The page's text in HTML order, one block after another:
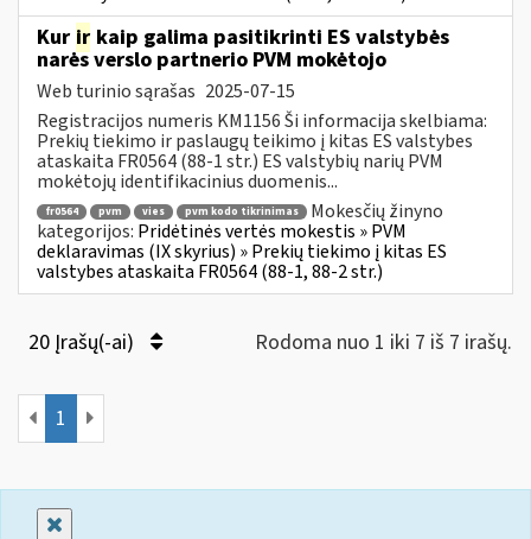
Kur ir kaip galima pasitikrinti ES valstybės
narės verslo partnerio PVM mokėtojo
Web turinio sąrašas 2025-07-15
Registracijos numeris KM1156 Ši informacija skelbiama:
Prekių tiekimo ir paslaugų teikimo į kitas ES valstybes
ataskaita FR0564 (88-1 str.) ES valstybių narių PVM
mokėtojų identifikacinius duomenis...
fr0564 pvm vies pvm kodo tikrinimas
Mokesčių žinyno
kategorijos: Pridėtinės vertės mokestis » PVM
deklaravimas (IX skyrius) » Prekių tiekimo į kitas ES
valstybes ataskaita FR0564 (88-1, 88-2 str.)
20 Įrašų(-ai) Rodoma nuo 1 iki 7 iš 7 irašų.
1